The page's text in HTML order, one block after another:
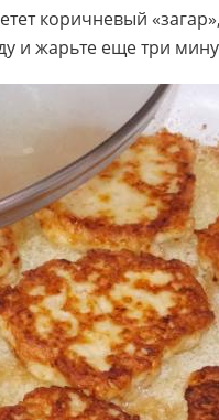
коричневый
и жарьте еще три